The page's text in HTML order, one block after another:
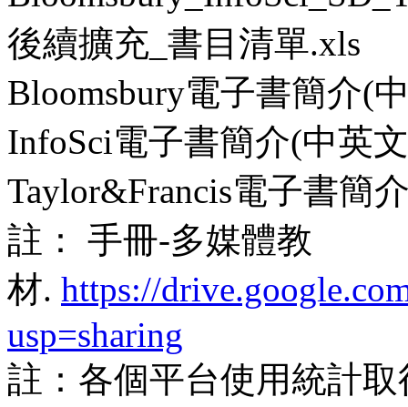
後續擴充_書目清單.xls
Bloomsbury電子書簡介(
InfoSci電子書簡介(中英
Taylor&Francis電子書簡
註： 手冊-多媒體教
材. https://
usp=sharing
註：各個平台使用統計